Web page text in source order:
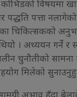
विषयमा
पद्धति पत्ता
चिकित्सकको
। अध्ययन गर्ने र
चुनौतीको
मिलेको
अभाव हुँदा